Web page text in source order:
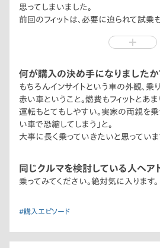
思ってしまいました。
前回のフィットは、必要に迫られて試乗
ました。主人は車に関してとてもうるさ
とや、その他細かい事まで、こんこんと
は私の車と言いながらも自分好みの車
る名人です。
担当営業の方とは7年半のおつきあいと
わせると6台の購入となりました。うま
まったと時々主人は言います。でも、は
いよろしくお願いしたいと思います。（
ていただいたものです。）
何が購入の決め手になりましたか
もちろんインサイトという車の外観、乗
赤い車ということ。燃費もフィットとあま
運転もとてもしやすい。実家の両親を乗
い車で恐縮してしまう」と。
大事に長く乗っていきたいと思っていま
同じクルマを検討している人へア
乗ってみてください。絶対気に入ります。
#購入エピソード